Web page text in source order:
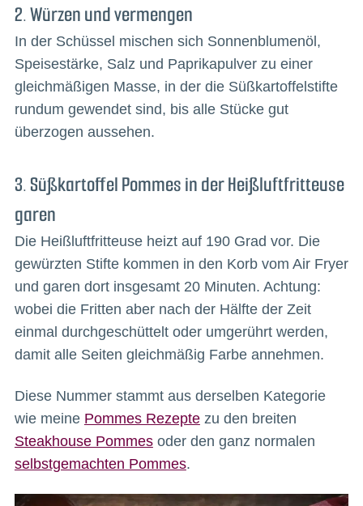
2. Würzen und vermengen
In der Schüssel mischen sich Sonnenblumenöl,
Speisestärke, Salz und Paprikapulver zu einer
gleichmäßigen Masse, in der die Süßkartoffelstifte
rundum gewendet sind, bis alle Stücke gut
überzogen aussehen.
3. Süßkartoffel Pommes in der Heißluftfritteuse
garen
Die Heißluftfritteuse heizt auf 190 Grad vor. Die
gewürzten Stifte kommen in den Korb vom Air Fryer
und garen dort insgesamt 20 Minuten. Achtung:
wobei die Fritten aber nach der Hälfte der Zeit
einmal durchgeschüttelt oder umgerührt werden,
damit alle Seiten gleichmäßig Farbe annehmen.
Diese Nummer stammt aus derselben Kategorie
wie meine Pommes Rezeptezu den breiten
Steakhouse Pommesoder den ganz normalen
selbstgemachten Pommes.